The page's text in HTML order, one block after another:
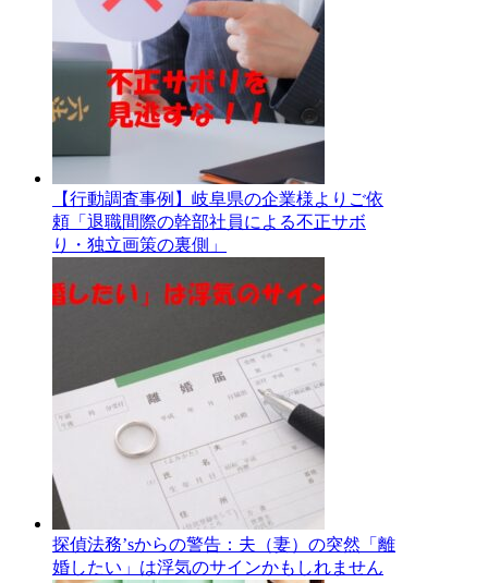
【行動調査事例】岐阜県の企業様よりご依
頼「退職間際の幹部社員による不正サボ
り・独立画策の裏側」
探偵法務’sからの警告：夫（妻）の突然「離
婚したい」は浮気のサインかもしれません